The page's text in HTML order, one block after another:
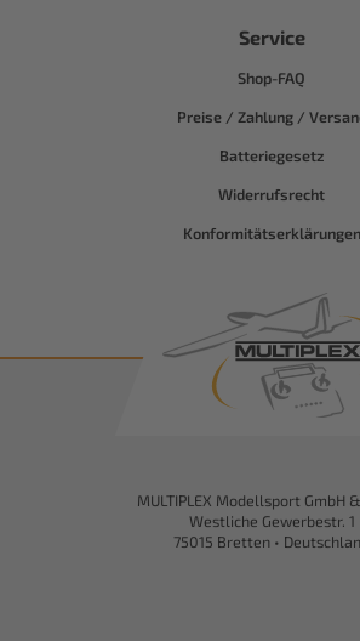
Service
Shop-FAQ
Preise / Zahlung /
Batteriegesetz
Widerrufsrecht
Konformitätserklärungen
MULTIPLEX Modellsport GmbH &
Westliche Gewerbestr. 1
75015 Bretten •